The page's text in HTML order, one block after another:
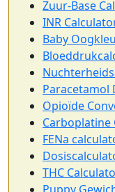
Zuur-Base
INR
Baby
Paracetamol
Opioïde
Carboplatine
FENa
THC
Puppy